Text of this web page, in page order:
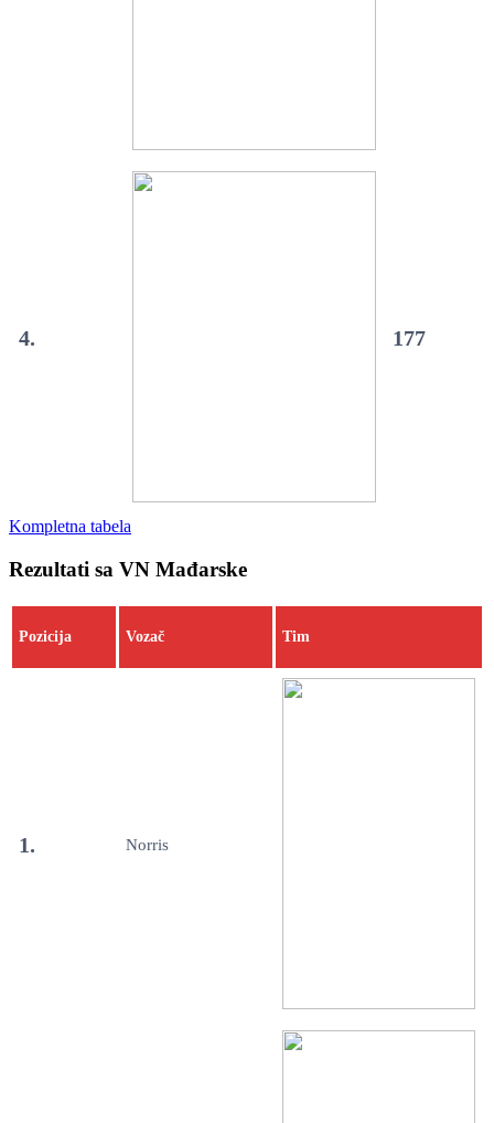
4. 177
Kompletna tabela
Rezultati sa VN Mađarske
Pozicija Vozač Tim
1. Norris